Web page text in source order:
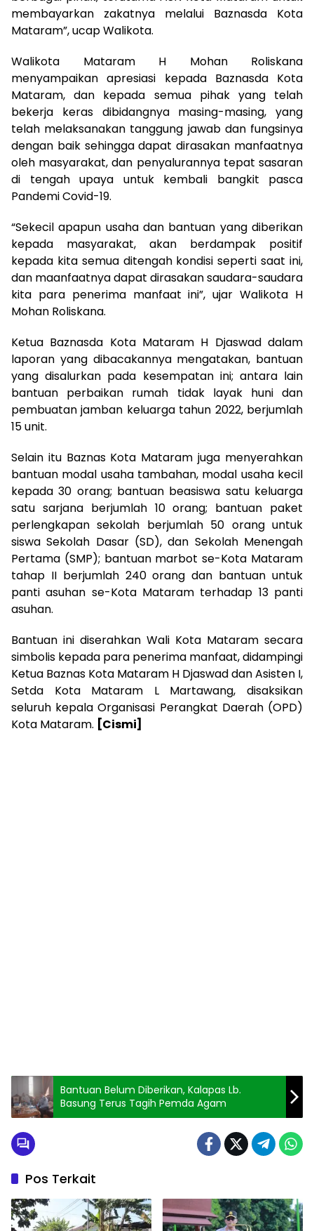
membayarkan zakatnya melalui Baznasda Kota
Mataram”, ucap Walikota.
Walikota Mataram H Mohan Roliskana
menyampaikan apresiasi kepada Baznasda Kota
Mataram, dan kepada semua pihak yang telah
bekerja keras dibidangnya masing-masing, yang
telah melaksanakan tanggung jawab dan fungsinya
dengan baik sehingga dapat dirasakan manfaatnya
oleh masyarakat, dan penyalurannya tepat sasaran
di tengah upaya untuk kembali bangkit pasca
Pandemi Covid-19.
“Sekecil apapun usaha dan bantuan yang diberikan
kepada masyarakat, akan berdampak positif
kepada kita semua ditengah kondisi seperti saat ini,
dan maanfaatnya dapat dirasakan saudara-saudara
kita para penerima manfaat ini”, ujar Walikota H
Mohan Roliskana.
Ketua Baznasda Kota Mataram H Djaswad dalam
laporan yang dibacakannya mengatakan, bantuan
yang disalurkan pada kesempatan ini; antara lain
bantuan perbaikan rumah tidak layak huni dan
pembuatan jamban keluarga tahun 2022, berjumlah
15 unit.
Selain itu Baznas Kota Mataram juga menyerahkan
bantuan modal usaha tambahan, modal usaha kecil
kepada 30 orang; bantuan beasiswa satu keluarga
satu sarjana berjumlah 10 orang; bantuan paket
perlengkapan sekolah berjumlah 50 orang untuk
siswa Sekolah Dasar (SD), dan Sekolah Menengah
Pertama (SMP); bantuan marbot se-Kota Mataram
tahap II berjumlah 240 orang dan bantuan untuk
panti asuhan se-Kota Mataram terhadap 13 panti
asuhan.
Bantuan ini diserahkan Wali Kota Mataram secara
simbolis kepada para penerima manfaat, didampingi
Ketua Baznas Kota Mataram H Djaswad dan Asisten I,
Setda Kota Mataram L Martawang, disaksikan
seluruh kepala Organisasi Perangkat Daerah (OPD)
Kota Mataram. [Cismi]
Bantuan Belum Diberikan, Kalapas Lb.
Basung Terus Tagih Pemda Agam
Pos Terkait